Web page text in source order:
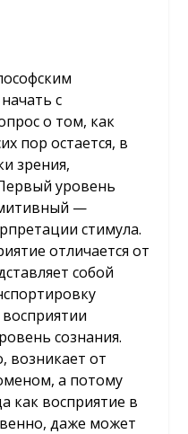
с
о том, как
пор остается, в
зрения,
уровень
—
стимула.
отличается от
собой
сознания.
возникает от
а потому
как восприятие в
даже может